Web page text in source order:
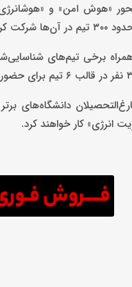
«هوش امن» و
کار خواهند کرد.